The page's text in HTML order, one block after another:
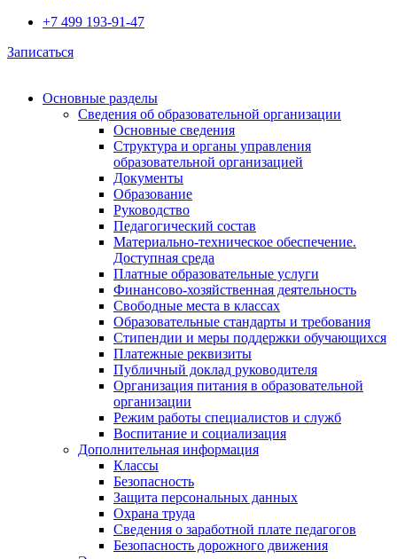
+7 499 193-91-47
Записаться
Основные разделы
Сведения об образовательной организации
Основные сведения
Структура и органы управления
образовательной организацией
Документы
Образование
Руководство
Педагогический состав
Материально-техническое обеспечение.
Доступная среда
Платные образовательные услуги
Финансово-хозяйственная деятельность
Свободные места в классах
Образовательные стандарты и требования
Стипендии и меры поддержки обучающихся
Платежные реквизиты
Публичный доклад руководителя
Организация питания в образовательной
организации
Режим работы специалистов и служб
Воспитание и социализация
Дополнительная информация
Классы
Безопасность
Защита персональных данных
Охрана труда
Сведения о заработной плате педагогов
Безопасность дорожного движения